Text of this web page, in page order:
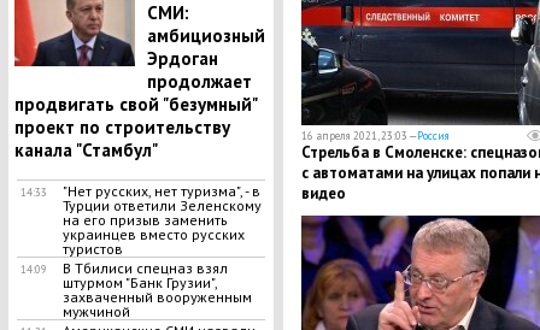
СМИ:
амбициозный
Эрдоган
продолжает
продвигать свой "безумный"
проект по строительству
канала "Стамбул"
14:33
​"Нет русских, нет туризма", - в
Турции ответили Зеленскому
на его призыв заменить
украинцев вместо русских
туристов
14:09
В Тбилиси спецназ взял
штурмом "Банк Грузии",
захваченный вооруженным
мужчиной
16 апреля 2021, 23:03 —Россия
Стрельба в Смоленске:
с автоматами на улицах попали
видео